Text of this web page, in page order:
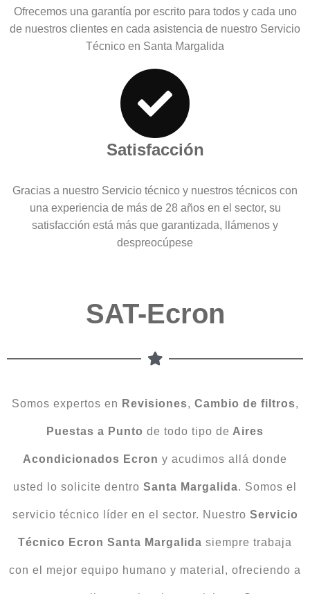
Ofrecemos una garantía por escrito para todos y cada uno
de nuestros clientes en cada asistencia de nuestro Servicio
Técnico en Santa Margalida
Satisfacción
Gracias a nuestro Servicio técnico y nuestros técnicos con
una experiencia de más de 28 años en el sector, su
satisfacción está más que garantizada, llámenos y
despreocúpese
SAT-Ecron
Somos expertos en Revisiones, Cambio de filtros,
Puestas a Punto de todo tipo de Aires
Acondicionados Ecron y acudimos allá donde
usted lo solicite dentro Santa Margalida. Somos el
servicio técnico líder en el sector. Nuestro Servicio
Técnico Ecron Santa Margalida siempre trabaja
con el mejor equipo humano y material, ofreciendo a